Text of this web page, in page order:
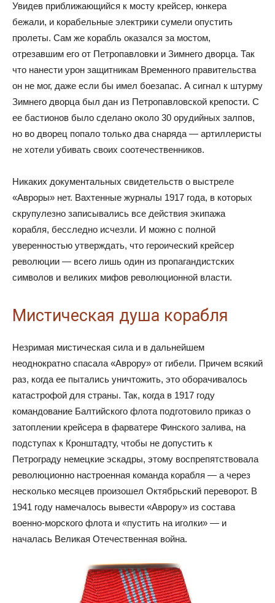
Увидев приближающийся к мосту крейсер, юнкера
бежали, и корабельные электрики сумели опустить
пролеты. Сам же корабль оказался за мостом,
отрезавшим его от Петропавловки и Зимнего дворца. Так
что нанести урон защитникам Временного правительства
он не мог, даже если бы имел боезапас. А сигнал к штурму
Зимнего дворца был дан из Петропавловской крепости. С
ее бастионов было сделано около 30 орудийных залпов,
но во дворец попало только два снаряда — артиллеристы
не хотели убивать своих соотечественников.
Никаких документальных свидетельств о выстреле
«Авроры» нет. Вахтенные журналы 1917 года, в которых
скрупулезно записывались все действия экипажа
корабля, бесследно исчезли. И можно с полной
уверенностью утверждать, что героический крейсер
революции — всего лишь один из пропагандистских
символов и великих мифов революционной власти.
Мистическая душа корабля
Незримая мистическая сила и в дальнейшем
неоднократно спасала «Аврору» от гибели. Причем всякий
раз, когда ее пытались уничтожить, это оборачивалось
катастрофой для страны. Так, когда в 1917 году
командование Балтийского флота подготовило приказ о
затоплении крейсера в фарватере Финского залива, на
подступах к Кронштадту, чтобы не допустить к
Петрограду немецкие эскадры, этому воспрепятствовала
революционно настроенная команда корабля — а через
несколько месяцев произошел Октябрьский переворот. В
1941 году намечалось вывести «Аврору» из состава
военно-морского флота и «пустить на иголки» — и
началась Великая Отечественная война.